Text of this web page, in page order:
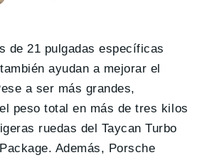
de 21 pulgadas específicas
ayudan a mejorar el
a ser más grandes,
peso total en más de tres kilos
ruedas del Taycan Turbo
Además, Porsche